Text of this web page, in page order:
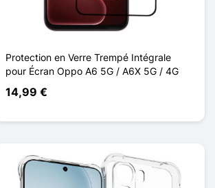
Protection en Verre Trempé Intégrale
pour Écran Oppo A6 5G / A6X 5G / 4G
14,99 €